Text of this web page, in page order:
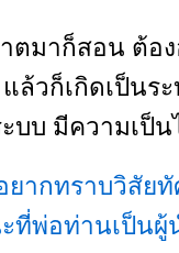
ตมาก็สอน ต้อ
แล้วก็เกิดเป็นร
ะบบ มีความเป็
ยากทราบวิสัย
ที่พ่อท่านเป็นผู้